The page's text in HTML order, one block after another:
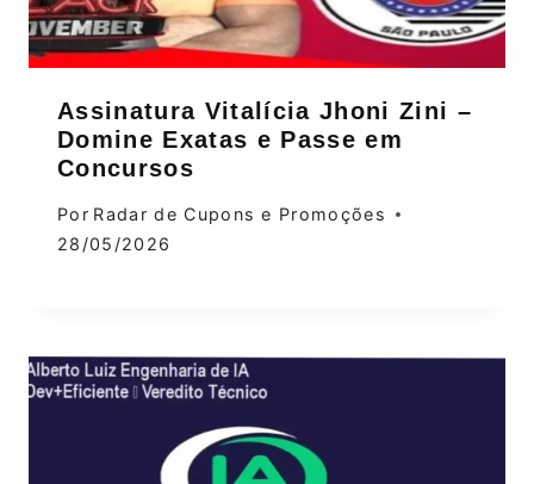
Assinatura Vitalícia Jhoni Zini –
Domine Exatas e Passe em
Concursos
Por Radar de Cupons e Promoções
28/05/2026